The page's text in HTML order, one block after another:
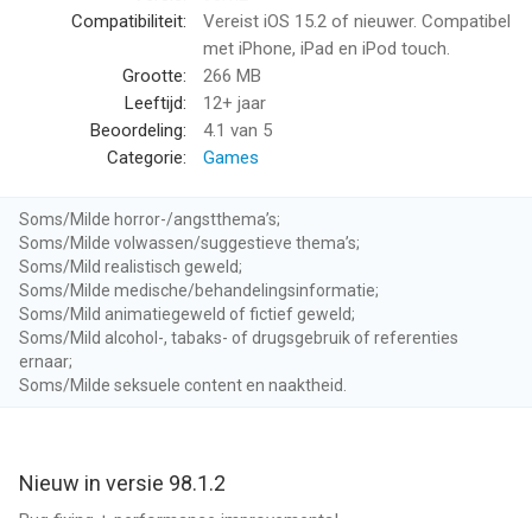
Clash of Blocks! van Popcore GmbH is een app voor iPhone,
iPad en iPod touch met iOS versie 15.2 of hoger, geschikt
bevonden voor gebruikers met leeftijden vanaf
Informatie voor Clash of Blocks!is het laatst vergeleken op 10
Aug om 07:41.
Compatibiliteit:
Vereist iOS 15.2 of nieuwer. Compatibel
met iPhone, iPad en iPod touch.
Grootte:
266 MB
Leeftijd:
12+ jaar
Beoordeling:
4.1 van 5
Categorie:
Games
Soms/Milde horror-/angstthema’s;
Soms/Milde volwassen/suggestieve thema’s;
Soms/Mild realistisch geweld;
Soms/Milde medische/behandelingsinformatie;
Soms/Mild animatiegeweld of fictief geweld;
Soms/Mild alcohol-, tabaks- of drugsgebruik of referenties
ernaar;
Soms/Milde seksuele content en naaktheid.
Nieuw in versie 98.1.2